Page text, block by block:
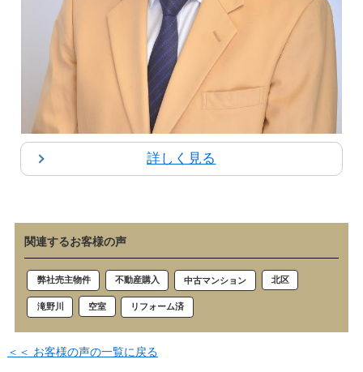
詳しく見る
関連するお客様の声
弊社売主物件 不動産購入 中古マンション 北区
滝野川 空室 リフォーム済
＜＜ お客様の声の一覧に戻る